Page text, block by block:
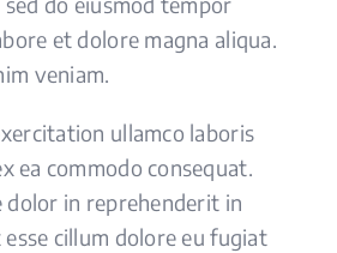
et dolore magna aliqua.
veniam.
ullamco laboris
ea commodo consequat.
dolor in reprehenderit in
cillum dolore eu fugiat